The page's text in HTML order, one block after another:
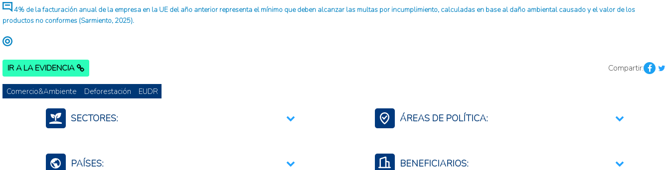
4% de la facturación anual de la empresa en la UE del año anterior representa el mínimo que deben alcanzar las multas por incumplimiento, calculadas en base al daño ambiental causado y el valor de los
productos no conformes (Sarmiento, 2025).
IR A LA EVIDENCIA Compartir:
Comercio&Ambiente Deforestación EUDR
SECTORES: ÁREAS DE POLÍTICA:
PAÍSES: BENEFICIARIOS: